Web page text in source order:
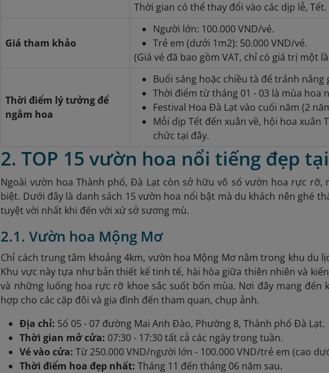
Thời gian có thể thay đổi vào các dịp lễ, Tết.
Giá tham khảo
Người lớn: 100.000 VND/vé.
Trẻ em (dưới 1m2): 50.000 VND/vé.
(Giá vé đã bao gồm VAT, chỉ có giá trị một
Thời điểm lý tưởng để
ngắm hoa
Buổi sáng hoặc chiều tà để tránh nắng
Thời điểm từ tháng 01 - 03 là mùa hoa
Festival Hoa Đà Lạt vào cuối năm (2
Mỗi dịp Tết đến xuân về, hội hoa
chức tại đây.
2. TOP 15 vườn hoa nổi tiếng đẹp
Ngoài vườn hoa Thành phố, Đà Lạtcòn sở hữu vô số vườn hoa rực rỡ,
biệt. Dưới đây là danh sách 15 vườn hoa nổi bật mà du khách nên ghé
tuyệt vời nhất khi đến với xứ sở sương mù.
2.1. Vườn hoa Mộng Mơ
Chỉ cách trung tâm khoảng 4km, vườn hoa Mộng Mơ nằm trong khu du
Khu vực này tựa như bản thiết kế tinh tế, hài hòa giữa thiên nhiên và
và những luống hoa rực rỡ khoe sắc suốt bốn mùa. Nơi đây mang
hợp cho các cặp đôi và gia đình đến tham quan, chụp ảnh.
Địa chỉ: Số 05 - 07 đường Mai Anh Đào, Phường 8, Thành phố Đà Lạt.
Thời gian mở cửa: 07:30 - 17:30 tất cả các ngày trong tuần.
Vé vào cửa:Từ 250.000 VND/người lớn - 100.000 VND/trẻ em (cao
Thời điểm hoa đẹp nhất: Tháng 11 đến tháng 06 năm sau.